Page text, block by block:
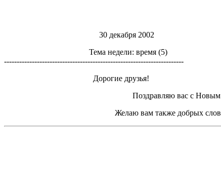
30 декабря 2002
Тема недели: время (5)
-----------------------------------------------------------------------
Дорогие друзья!
Поздравляю вас с Новым
Желаю вам также добрых